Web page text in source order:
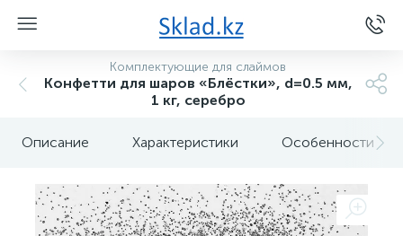
Комплектующие для слаймов
Конфетти для шаров «Блёстки», d=0.5 мм,
1 кг, серебро
Описание Характеристики Особенности